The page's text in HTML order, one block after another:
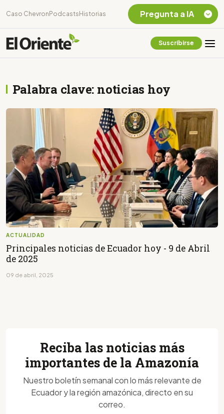
Caso Chevron Podcasts Historias
Suscribirse
Palabra clave: noticias hoy
ACTUALIDAD
Principales noticias de Ecuador hoy - 9 de Abril
de 2025
09 de abril, 2025
Pregunta a IA
Listar destinos
turísticos de la
Amazonia Ecuatoriana
¿En que consiste la
tasa minera que rige en
Ecuador?
Reciba las noticias más
importantes de la Amazonía
Nuestro boletín semanal con lo más relevante de
Ecuador y la región amazónica, directo en su
correo.